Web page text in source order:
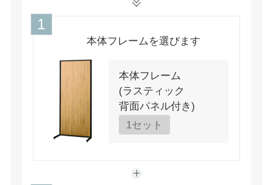
本体フレームを選びます
本体フレーム
(ラスティック
背面パネル付き)
1セット